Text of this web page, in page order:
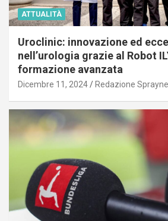
ATTUALITÀ
Uroclinic: innovazione ed
nell’urologia grazie al Robot
formazione avanzata
Dicembre 11, 2024 Redazione